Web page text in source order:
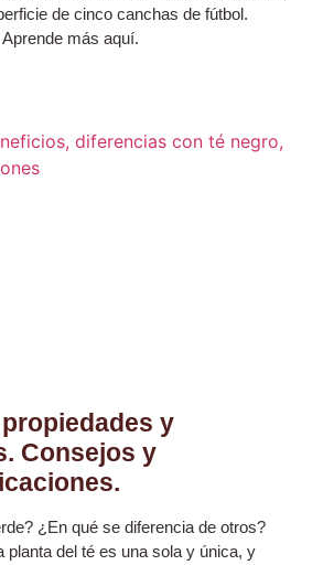
de cinco canchas de fútbol.
más aquí.
y
Consejos y
¿En qué se diferencia de otros?
planta del té es una sola y única, y